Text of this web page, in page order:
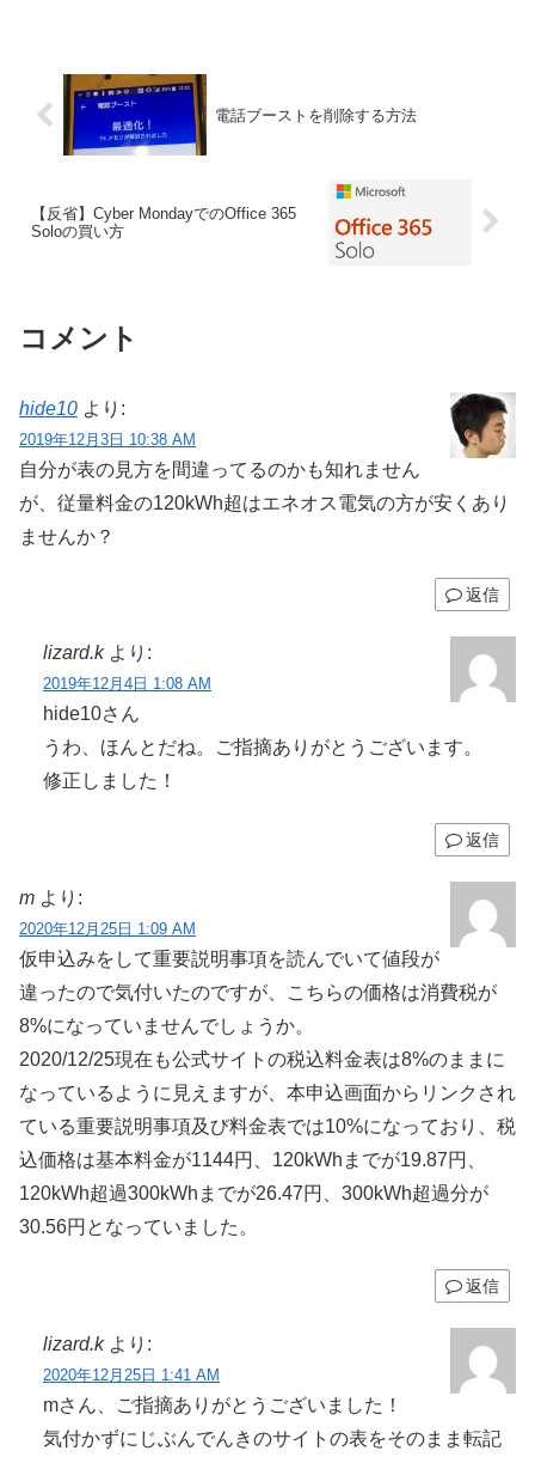
電話ブーストを削除する方法
【反省】Cyber MondayでのOffice 365
Soloの買い方
コメント
hide10 より:
2019年12月3日 10:38 AM
自分が表の見方を間違ってるのかも知れません
が、従量料金の120kWh超はエネオス電気の方が安くあり
ませんか？
返信
lizard.k より:
2019年12月4日 1:08 AM
hide10さん
うわ、ほんとだね。ご指摘ありがとうございます。
修正しました！
返信
m より:
2020年12月25日 1:09 AM
仮申込みをして重要説明事項を読んでいて値段が
違ったので気付いたのですが、こちらの価格は消費税が
8%になっていませんでしょうか。
2020/12/25現在も公式サイトの税込料金表は8%のままに
なっているように見えますが、本申込画面からリンクされ
ている重要説明事項及び料金表では10%になっており、税
込価格は基本料金が1144円、120kWhまでが19.87円、
120kWh超過300kWhまでが26.47円、300kWh超過分が
30.56円となっていました。
返信
lizard.k より:
2020年12月25日 1:41 AM
mさん、ご指摘ありがとうございました！
気付かずにじぶんでんきのサイトの表をそのまま転記